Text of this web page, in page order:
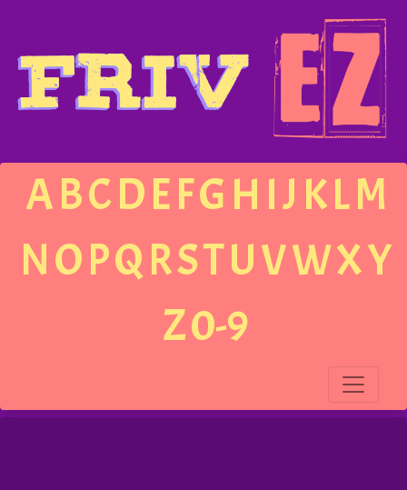
ABCDEFGH IJ KLM
NOPQRSTUVWXY
Z0-9